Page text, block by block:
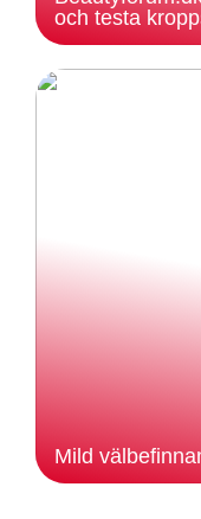
och testa
Mild